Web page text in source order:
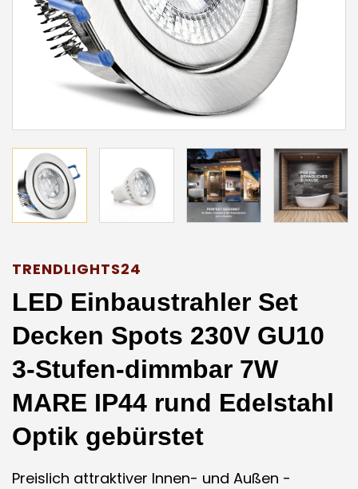
TRENDLIGHTS24
LED Einbaustrahler Set
Decken Spots 230V GU10
3-Stufen-dimmbar 7W
MARE IP44 rund Edelstahl
Optik gebürstet
Preislich attraktiver Innen- und Außen -